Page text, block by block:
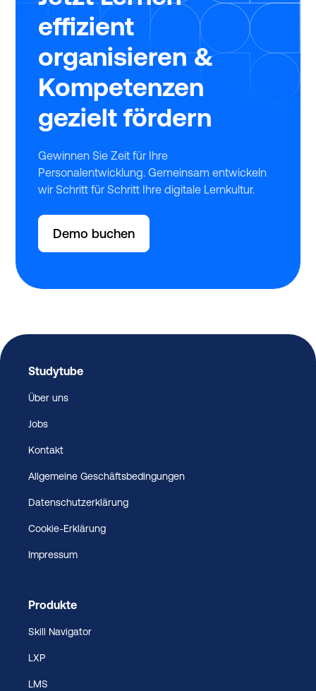
effizient
organisieren &
Kompetenzen
gezielt fördern
Gewinnen Sie Zeit für Ihre
Personalentwicklung. Gemeinsam entwickeln
wir Schritt für Schritt Ihre digitale Lernkultur.
Demo buchen
Studytube
Über uns
Jobs
Kontakt
Allgemeine Geschäftsbedingungen
Datenschutzerklärung
Cookie-Erklärung
Impressum
Produkte
Skill Navigator
LXP
LMS